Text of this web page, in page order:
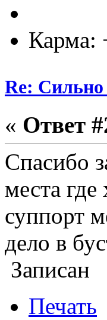
Карма:
Re: Сильно
« Ответ
Спасибо
места
суппорт
дело в
Записан
Печать